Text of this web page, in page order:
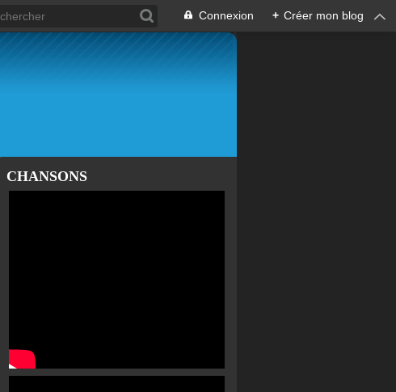
Connexion + Créer mon blog
CHANSONS